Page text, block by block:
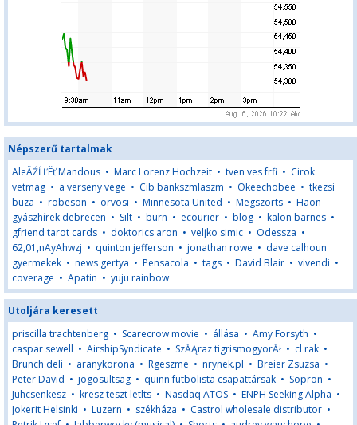
Népszerű tartalmak
AleÄŹĹĽËť Mandous • Marc Lorenz Hochzeit • tven ves frfi • Cirok
vetmag • a verseny vege • Cib bankszmlaszm • Okeechobee • tkezsi
buza • robeson • orvosi • Minnesota United • Megszorts • Haon
gyászhírek debrecen • Silt • burn • ecourier • blog • kalon barnes •
gfriend tarot cards • doktorics aron • veljko simic • Odessza •
62,01,nAyAhwzj • quinton jefferson • jonathan rowe • dave calhoun
gyermekek • news gertya • Pensacola • tags • David Blair • vivendi •
coverage • Apatin • yuju rainbow
Utoljára keresett
priscilla trachtenberg • Scarecrow movie • állása • Amy Forsyth •
caspar sewell • AirshipSyndicate • SzĂĄraz tigrismogyorĂł • cl rak •
Brunch deli • aranykorona • Rgeszme • nrynek.pl • Breier Zsuzsa •
Peter David • jogosultsag • quinn futbolista csapattársak • Sopron •
Juhcsenkesz • kresz teszt letlts • Nasdaq ATOS • ENPH Seeking Alpha •
Jokerit Helsinki • Luzern • székháza • Castrol wholesale distributor •